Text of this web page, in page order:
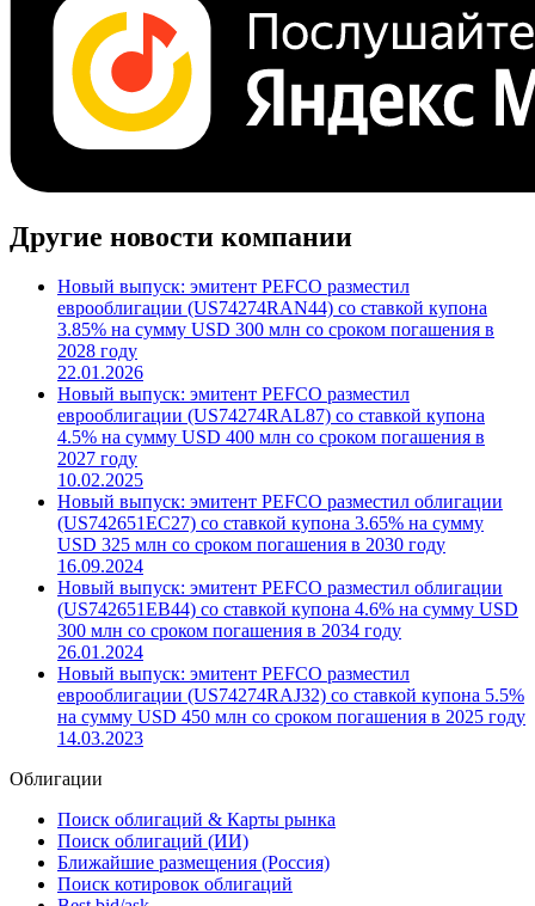
Другие новости компании
Новый выпуск: эмитент PEFCO разместил
еврооблигации (US74274RAN44) со ставкой купона
3.85% на сумму USD 300 млн со сроком погашения в
2028 году
22.01.2026
Новый выпуск: эмитент PEFCO разместил
еврооблигации (US74274RAL87) со ставкой купона
4.5% на сумму USD 400 млн со сроком погашения в
2027 году
10.02.2025
Новый выпуск: эмитент PEFCO разместил облигации
(US742651EC27) со ставкой купона 3.65% на сумму
USD 325 млн со сроком погашения в 2030 году
16.09.2024
Новый выпуск: эмитент PEFCO разместил облигации
(US742651EB44) со ставкой купона 4.6% на сумму USD
300 млн со сроком погашения в 2034 году
26.01.2024
Новый выпуск: эмитент PEFCO разместил
еврооблигации (US74274RAJ32) со ставкой купона 5.5%
на сумму USD 450 млн со сроком погашения в 2025 году
14.03.2023
Облигации
Поиск облигаций & Карты рынка
Поиск облигаций (ИИ)
Ближайшие размещения (Россия)
Поиск котировок облигаций